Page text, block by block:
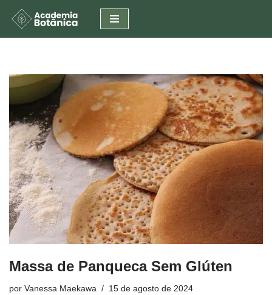
Pular
conteúdo
Massa de Panqueca Sem Glúten
por Vanessa Maekawa 15 de agosto de 2024